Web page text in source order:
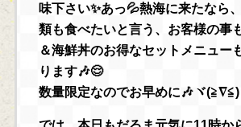
味下さい✨あっ💦熱海に来たなら
類も食べたいと言う、お客様の事
＆海鮮丼のお得なセットメニュー
ります🎶😌
数量限定なのでお早めに🎶ヾ(≧∇≦)